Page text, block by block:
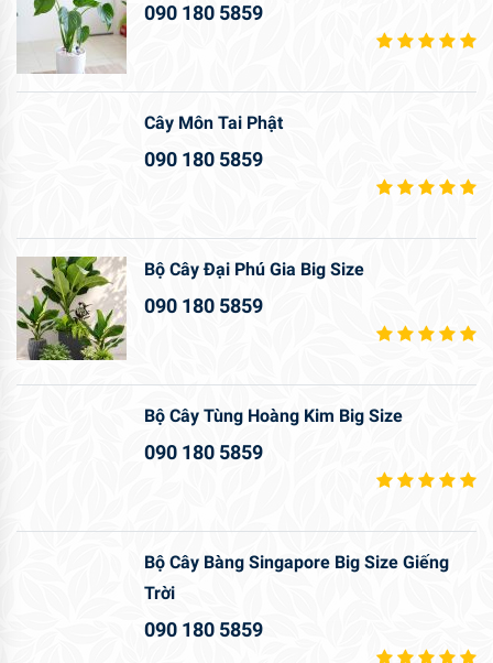
090 180 5859
Cây Môn Tai Phật
090 180 5859
Bộ Cây Đại Phú Gia Big Size
090 180 5859
Bộ Cây Tùng Hoàng Kim Big Size
090 180 5859
Bộ Cây Bàng Singapore Big Size Giếng
Trời
090 180 5859